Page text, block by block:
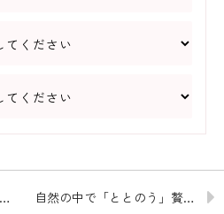
自然の中で「ととのう」贅沢な休日